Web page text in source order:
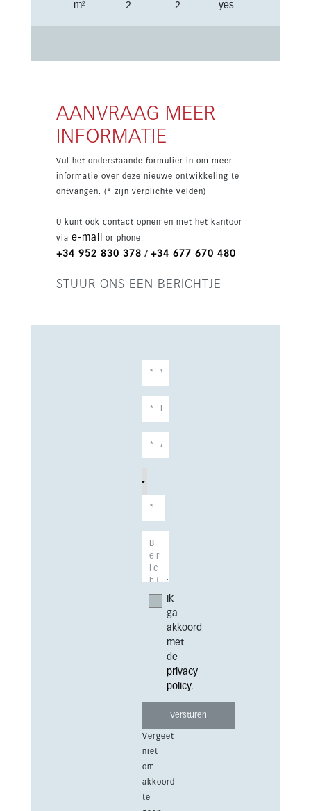
voetgangersingang, dicht bij winkels, scholen,
m² 2 2 yes
AANVRAAG MEER
INFORMATIE
Vul het onderstaande formulier in om meer
informatie over deze nieuwe ontwikkeling te
ontvangen. (* zijn verplichte velden)
U kunt ook contact opnemen met het kantoor
via e-mail or phone:
+34 952 830 378 / +34 677 670 480
STUUR ONS EEN BERICHTJE
Ik
ga
akkoord
met
de
privacy
policy.
Vergeet
niet
om
akkoord
te